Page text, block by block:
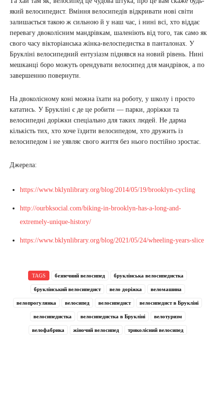
який велосипедист. Вміння велосипедів відкривати нові світи
залишається такою ж сильною й у наш час, і нині всі, хто віддає
перевагу двоколісним мандрівкам, шаленіють від того, так само як
свого часу вікторіанська жінка-велоспедистка в панталонах. У
Брукліні велосипедний ентузіазм піднявся на новий рівень. Нині
мешканці боро можуть орендувати велосипед для мандрівок, а по
завершенню повернути.
На двоколісному коні можна їхати на роботу, у школу і просто
кататись. У Брукліні є де це робити — парки, доріжки та
велосипедні доріжки спеціально для таких людей. Не дарма
кількість тих, хто хоче їздити велосипедом, хто дружить із
велосипедом і не уявляє свого життя без нього постійно зростає.
Джерела:
https://www.bklynlibrary.org/blog/2014/05/19/brooklyn-cycling
http://ourbksocial.com/biking-in-brooklyn-has-a-long-and-
extremely-unique-history/
https://www.bklynlibrary.org/blog/2021/05/24/wheeling-years-slice
TAGS безпечний велосипед бруклінська велосипедистка
бруклінський велосипедист вело доріжка веломашина
велопрогулянка велосипед велосипедист велосипедист в Брукліні
велосипедистка велосипедистка в Брукліні велотуризм
велофабрика жіночий велосипед триколісний велосипед